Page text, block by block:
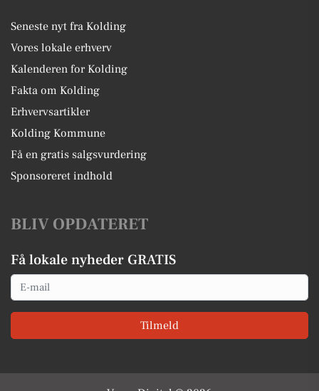
Seneste nyt fra Kolding
Vores lokale erhverv
Kalenderen for Kolding
Fakta om Kolding
Erhvervsartikler
Kolding Kommune
Få en gratis salgsvurdering
Sponsoreret indhold
BLIV OPDATERET
Få lokale nyheder GRATIS
Email
Tilmeld